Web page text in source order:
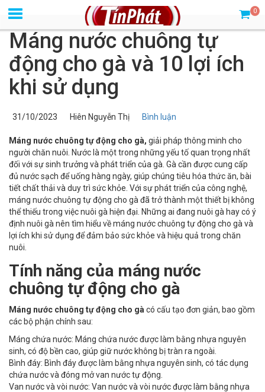
0
Máng nước chuông tự
động cho gà và 10 lợi ích
khi sử dụng
31/10/2023 Hiên Nguyễn Thị Bình luận
Máng nước chuông tự động cho gà, giải pháp thông minh cho
người chăn nuôi. Nước là một trong những yếu tố quan trọng nhất
đối với sự sinh trưởng và phát triển của gà. Gà cần được cung cấp
đủ nước sạch để uống hàng ngày, giúp chúng tiêu hóa thức ăn, bài
tiết chất thải và duy trì sức khỏe. Với sự phát triển của công nghệ,
máng nước chuông tự động cho gà đã trở thành một thiết bị không
thể thiếu trong việc nuôi gà hiện đại. Những ai đang nuôi gà hay có ý
định nuôi gà nên tìm hiểu về máng nước chuông tự động cho gà và
lợi ích khi sử dụng để đảm bảo sức khỏe và hiệu quả trong chăn
nuôi.
Tính năng của máng nước
chuông tự động cho gà
Máng nước chuông tự động cho gà có cấu tạo đơn giản, bao gồm
các bộ phận chính sau:
Máng chứa nước: Máng chứa nước được làm bằng nhựa nguyên
sinh, có độ bền cao, giúp giữ nước không bị tràn ra ngoài.
Bình đáy: Bình đáy được làm bằng nhựa nguyên sinh, có tác dụng
chứa nước và đóng mở van nước tự động.
Van nước và vòi nước: Van nước và vòi nước được làm bằng nhựa